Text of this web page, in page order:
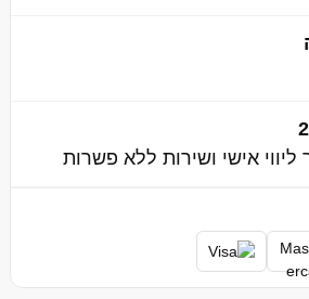
ליווי אישי ושירות ללא פשרות